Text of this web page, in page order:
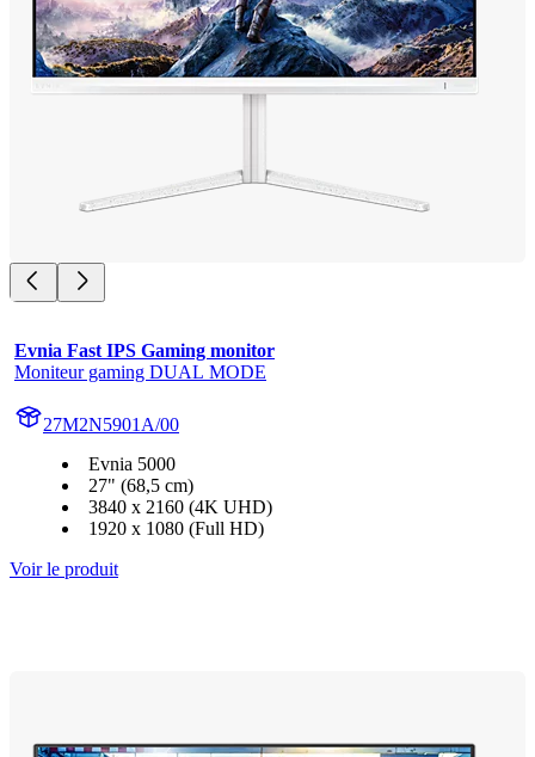
Evnia Fast IPS Gaming monitor
Moniteur gaming DUAL MODE
27M2N5901A/00
Evnia 5000
27" (68,5 cm)
3840 x 2160 (4K UHD)
1920 x 1080 (Full HD)
Voir le produit